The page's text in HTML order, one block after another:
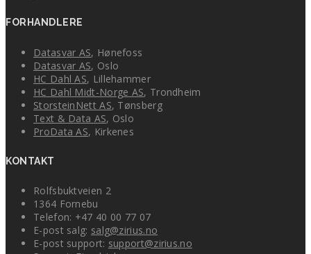
FORHANDLERE
Datasvar AS, Hønefoss
Datasvar AS, Oslo
HC Dahl AS, Lillehammer
HC Dahl Midt-Norge AS, Trondheim
StorsteinNett AS, Tønsberg
Text & Data AS, Oslo
ProData AS, Kirkenes
KONTAKT
Rolfsbuktveien 2
1364 Fornebu
Telefon: +47 40 00 77 07
E-post salg: salg@zirius.no
E-post support: support@zirius.no